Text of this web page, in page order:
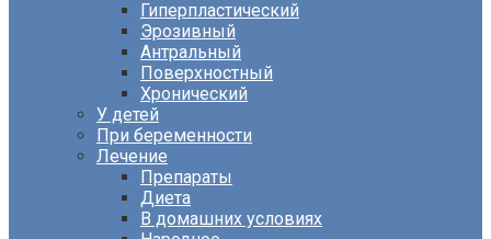
Гиперпластический
Эрозивный
Антральный
Поверхностный
Хронический
У детей
При беременности
Лечение
Препараты
Диета
В домашних условиях